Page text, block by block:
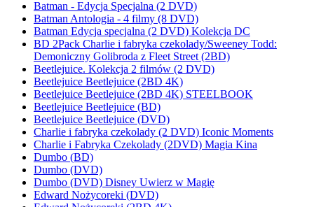
Batman - Edycja Specjalna (2 DVD)
Batman Antologia - 4 filmy (8 DVD)
Batman Edycja specjalna (2 DVD) Kolekcja DC
BD 2Pack Charlie i fabryka czekolady/Sweeney Todd:
Demoniczny Golibroda z Fleet Street (2BD)
Beetlejuice. Kolekcja 2 filmów (2 DVD)
Beetlejuice Beetlejuice (2BD 4K)
Beetlejuice Beetlejuice (2BD 4K) STEELBOOK
Beetlejuice Beetlejuice (BD)
Beetlejuice Beetlejuice (DVD)
Charlie i fabryka czekolady (2 DVD) Iconic Moments
Charlie i Fabryka Czekolady (2DVD) Magia Kina
Dumbo (BD)
Dumbo (DVD)
Dumbo (DVD) Disney Uwierz w Magię
Edward Nożycoreki (DVD)